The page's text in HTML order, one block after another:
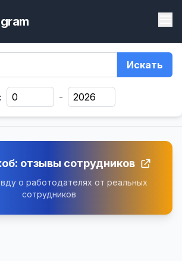
Искать
-
отзывы сотрудников
о работодателях от реальных
сотрудников